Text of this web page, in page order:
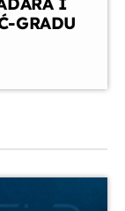
GRADU